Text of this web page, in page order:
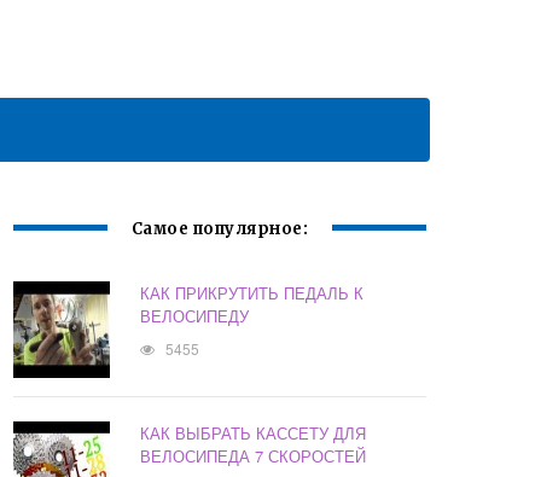
Самое популярное:
КАК ПРИКРУТИТЬ ПЕДАЛЬ К
ВЕЛОСИПЕДУ
5455
КАК ВЫБРАТЬ КАССЕТУ ДЛЯ
ВЕЛОСИПЕДА 7 СКОРОСТЕЙ